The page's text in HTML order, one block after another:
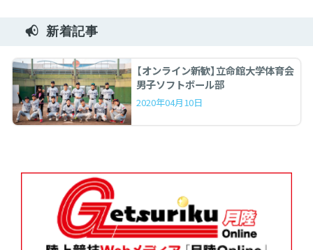
新着記事
【オンライン新歓】立命館大学体育会
男子ソフトボール部
2020年04月10日